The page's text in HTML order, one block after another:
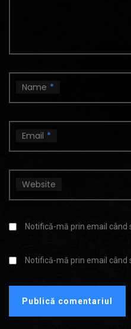
Name *
Email *
Website
Notifică-mă prin email când
Notifică-mă prin email când